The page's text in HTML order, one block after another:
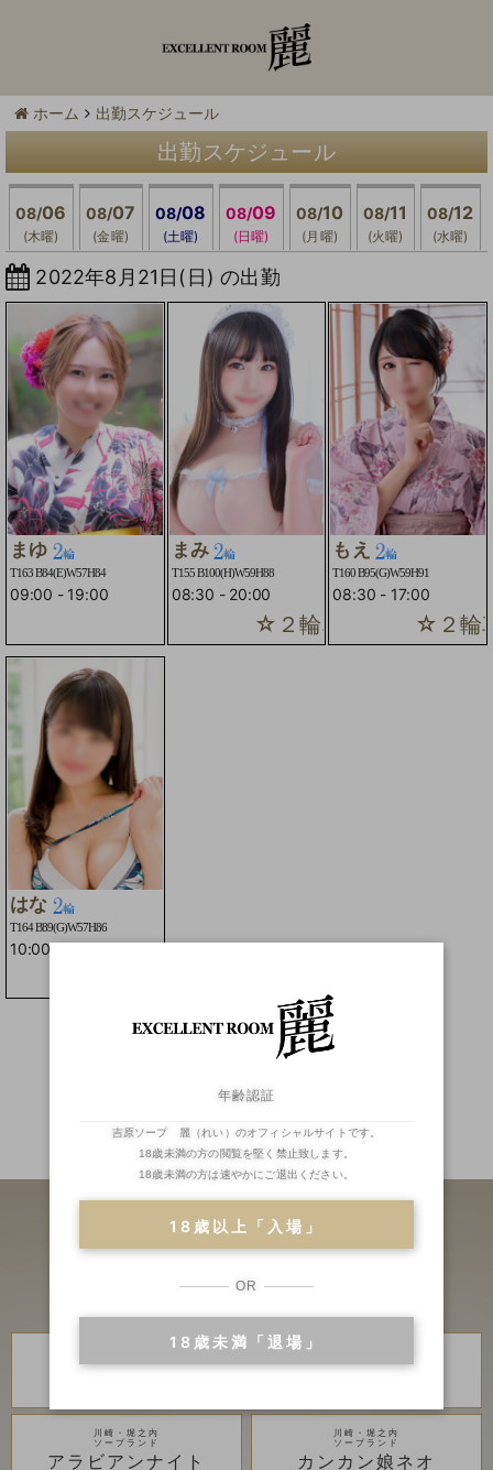
ホーム 出勤スケジュール
出勤スケジュール
08/06
(木曜)
08/07
(金曜)
08/08
(土曜)
08/09
(日曜)
08/10
(月曜)
08/11
(火曜)
08/12
(水曜)
2022年8月21日(日) の出勤
まゆ
T163 B84(E)W57H84
09:00 - 19:00
まみ
T155 B100(H)W59H88
08:30 - 20:00
☆２輪車コースOK☆
もえ
T160 B95(G)W59H91
08:30 - 17:00
☆２輪
はな
T164 B89(G)W57H86
10:00
二輪車 ランキング
川崎・堀之内
ソープランド
アラビアンナイト
川崎・堀之内
ソープランド
カンカン娘ネオ
年齢認証
吉原ソープ 麗（れい）のオフィシャルサイトです。
18歳未満の方の閲覧を堅く禁止致します。
18歳未満の方は速やかにご退出ください。
18歳以上「入場」
OR
18歳未満「退場」